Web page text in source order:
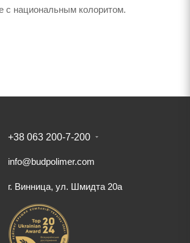
с национальным колоритом.
+38 063 200-7-200
info@budpolimer.com
г. Винница, ул. Шмидта 20а